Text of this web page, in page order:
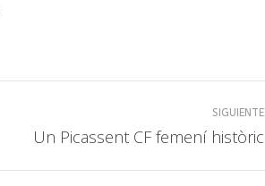
SIGUIENTE
Un Picassent CF femení històric